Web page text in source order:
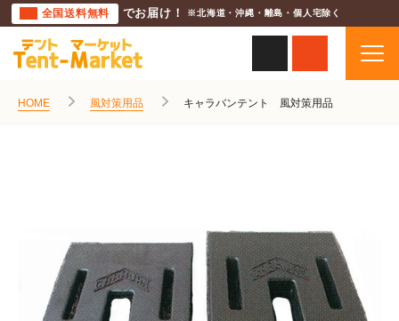
全国送料無料 でお届け！ ※北海道・沖縄・離島・個人宅除く
HOME 風対策用品 キャラバンテント 風対策用品